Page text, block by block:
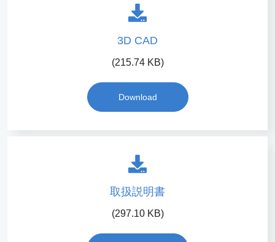
3D CAD
(215.74 KB)
Download
取扱説明書
(297.10 KB)